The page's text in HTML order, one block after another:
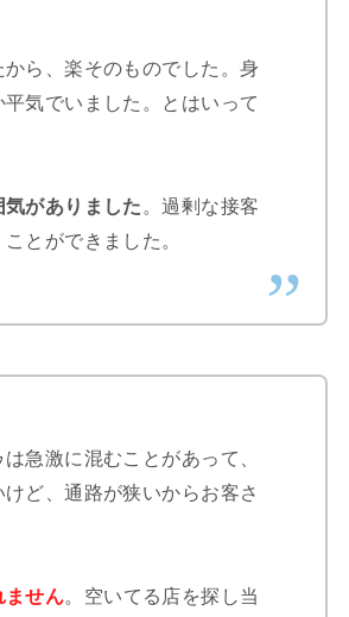
ら、楽そのものでした。身
気でいました。とはいって
がありました 。過剰な接客
とができました。
急激に混むことがあって、
ど、通路が狭いからお客さ
ません。空いてる店を探し当